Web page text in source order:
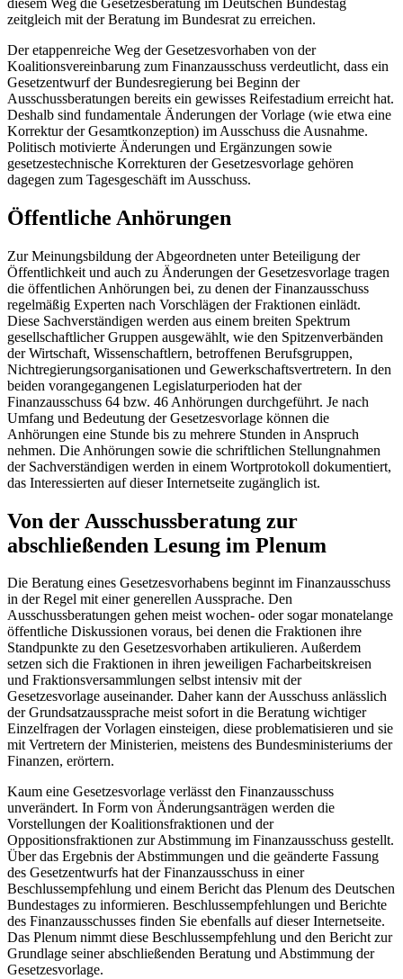
zeitgleich mit der Beratung im Bundesrat zu erreichen.
Der etappenreiche Weg der Gesetzesvorhaben von der
Koalitionsvereinbarung zum Finanzausschuss verdeutlicht, dass ein
Gesetzentwurf der Bundesregierung bei Beginn der
Ausschussberatungen bereits ein gewisses Reifestadium erreicht hat.
Deshalb sind fundamentale Änderungen der Vorlage (wie etwa eine
Korrektur der Gesamtkonzeption) im Ausschuss die Ausnahme.
Politisch motivierte Änderungen und Ergänzungen sowie
gesetzestechnische Korrekturen der Gesetzesvorlage gehören
dagegen zum Tagesgeschäft im Ausschuss.
Öffentliche Anhörungen
Zur Meinungsbildung der Abgeordneten unter Beteiligung der
Öffentlichkeit und auch zu Änderungen der Gesetzesvorlage tragen
die öffentlichen Anhörungen bei, zu denen der Finanzausschuss
regelmäßig Experten nach Vorschlägen der Fraktionen einlädt.
Diese Sachverständigen werden aus einem breiten Spektrum
gesellschaftlicher Gruppen ausgewählt, wie den Spitzenverbänden
der Wirtschaft, Wissenschaftlern, betroffenen Berufsgruppen,
Nichtregierungsorganisationen und Gewerkschaftsvertretern. In den
beiden vorangegangenen Legislaturperioden hat der
Finanzausschuss 64 bzw. 46 Anhörungen durchgeführt. Je nach
Umfang und Bedeutung der Gesetzesvorlage können die
Anhörungen eine Stunde bis zu mehrere Stunden in Anspruch
nehmen. Die Anhörungen sowie die schriftlichen Stellungnahmen
der Sachverständigen werden in einem Wortprotokoll dokumentiert,
das Interessierten auf dieser Internetseite zugänglich ist.
Von der Ausschussberatung zur
abschließenden Lesung im Plenum
Die Beratung eines Gesetzesvorhabens beginnt im Finanzausschuss
in der Regel mit einer generellen Aussprache. Den
Ausschussberatungen gehen meist wochen- oder sogar monatelange
öffentliche Diskussionen voraus, bei denen die Fraktionen ihre
Standpunkte zu den Gesetzesvorhaben artikulieren. Außerdem
setzen sich die Fraktionen in ihren jeweiligen Facharbeitskreisen
und Fraktionsversammlungen selbst intensiv mit der
Gesetzesvorlage auseinander. Daher kann der Ausschuss anlässlich
der Grundsatzaussprache meist sofort in die Beratung wichtiger
Einzelfragen der Vorlagen einsteigen, diese problematisieren und sie
mit Vertretern der Ministerien, meistens des Bundesministeriums der
Finanzen, erörtern.
Kaum eine Gesetzesvorlage verlässt den Finanzausschuss
unverändert. In Form von Änderungsanträgen werden die
Vorstellungen der Koalitionsfraktionen und der
Oppositionsfraktionen zur Abstimmung im Finanzausschuss gestellt.
Über das Ergebnis der Abstimmungen und die geänderte Fassung
des Gesetzentwurfs hat der Finanzausschuss in einer
Beschlussempfehlung und einem Bericht das Plenum des Deutschen
Bundestages zu informieren. Beschlussempfehlungen und Berichte
des Finanzausschusses finden Sie ebenfalls auf dieser Internetseite.
Das Plenum nimmt diese Beschlussempfehlung und den Bericht zur
Grundlage seiner abschließenden Beratung und Abstimmung der
Gesetzesvorlage.